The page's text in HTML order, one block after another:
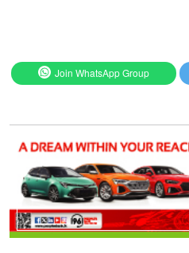
Join WhatsApp Group